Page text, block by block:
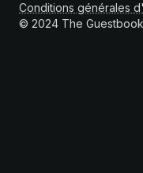
© 2024 The
Conditions générales